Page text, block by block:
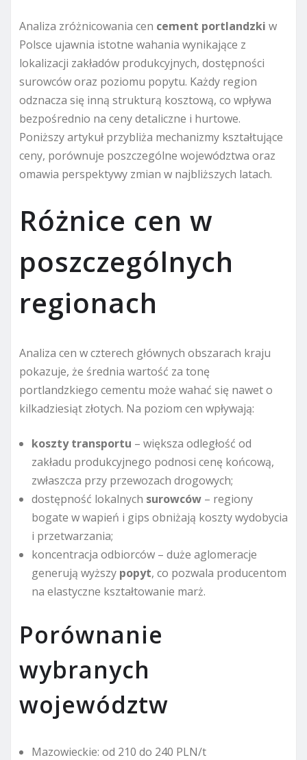
Analiza zróżnicowania cen cement portlandzki w
Polsce ujawnia istotne wahania wynikające z
lokalizacji zakładów produkcyjnych, dostępności
surowców oraz poziomu popytu. Każdy region
odznacza się inną strukturą kosztową, co wpływa
bezpośrednio na ceny detaliczne i hurtowe.
Poniższy artykuł przybliża mechanizmy kształtujące
ceny, porównuje poszczególne województwa oraz
omawia perspektywy zmian w najbliższych latach.
Różnice cen w
poszczególnych
regionach
Analiza cen w czterech głównych obszarach kraju
pokazuje, że średnia wartość za tonę
portlandzkiego cementu może wahać się nawet o
kilkadziesiąt złotych. Na poziom cen wpływają:
koszty transportu – większa odległość od
zakładu produkcyjnego podnosi cenę końcową,
zwłaszcza przy przewozach drogowych;
dostępność lokalnych surowców – regiony
bogate w wapień i gips obniżają koszty wydobycia
i przetwarzania;
koncentracja odbiorców – duże aglomeracje
generują wyższy popyt, co pozwala producentom
na elastyczne kształtowanie marż.
Porównanie
wybranych
województw
Mazowieckie: od 210 do 240 PLN/t